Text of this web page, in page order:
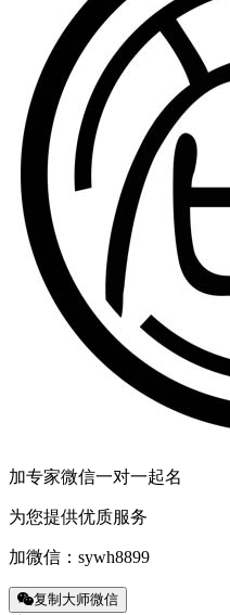
加专家微信一对一起名
为您提供优质服务
加微信： sywh8899
复制大师微信